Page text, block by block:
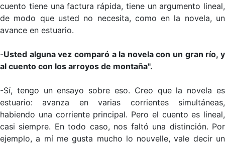
cuento tiene una factura rápida, tiene un argumento lineal,
de modo que usted no necesita, como en la novela, un
avance en estuario.
-Usted alguna vez comparó a la novela con un gran río, y
al cuento con los arroyos de montaña".
-Sí, tengo un ensayo sobre eso. Creo que la novela es
estuario: avanza en varias corrientes simultáneas,
habiendo una corriente principal. Pero el cuento es lineal,
casi siempre. En todo caso, nos faltó una distinción. Por
ejemplo, a mí me gusta mucho lo nouvelle, vale decir un